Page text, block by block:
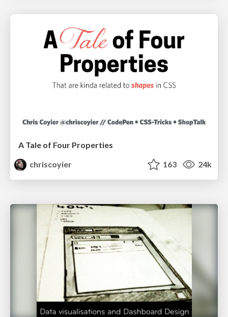
A Tale of Four Properties
chriscoyier
163 24k